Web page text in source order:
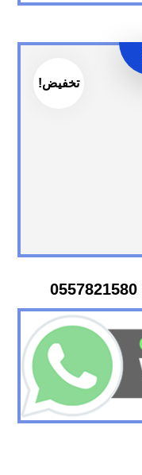
تخفيض!